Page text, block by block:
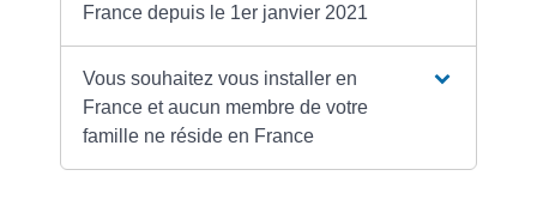
France depuis le 1er janvier 2021
Vous souhaitez vous installer en
France et aucun membre de votre
famille ne réside en France